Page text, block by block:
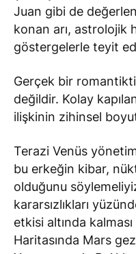
Juan gibi de
konan arı, astrolojik
göstergelerle teyit
Gerçek bir
değildir. Kolay
ilişkinin zihinsel
Terazi Venüs
bu erkeğin kibar,
olduğunu
kararsızlıkları
etkisi altında
Haritasında Mars